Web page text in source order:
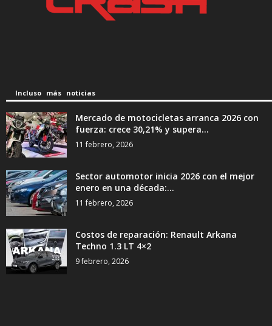
Incluso más noticias
Mercado de motocicletas arranca 2026 con
fuerza: crece 30,21% y supera...
11 febrero, 2026
Sector automotor inicia 2026 con el mejor
enero en una década:...
11 febrero, 2026
Costos de reparación: Renault Arkana
Techno 1.3 LT 4×2
9 febrero, 2026